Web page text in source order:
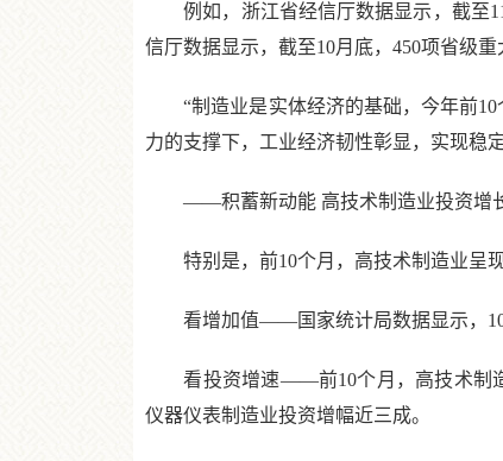
例如，浙江省经信厅数据显示，截至11
信厅数据显示，截至10月底，450项省级
“制造业是实体经济的基础，今年前10
力的支撑下，工业经济韧性彰显，实现稳
——积蓄新动能 高技术制造业投资增
特别是，前10个月，高技术制造业呈现
看增加值——国家统计局数据显示，10
看投资增速——前10个月，高技术制造
仪器仪表制造业投资增幅近三成。